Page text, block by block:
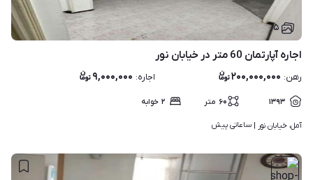
۵
اجاره آپارتمان 60 متر در خیابان نور
رهن: ۲۰۰,۰۰۰,۰۰۰ اجاره: ۹,۰۰۰,۰۰۰
۱۳۹۳ ۶۰ متر ۲ خوابه
آمل، خیابان نور | ساعاتی پیش